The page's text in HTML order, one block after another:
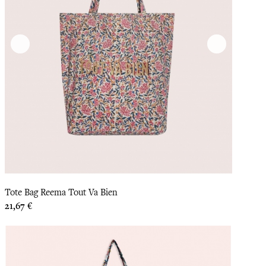
Tote Bag Reema Tout Va Bien
Prix
21,67 €